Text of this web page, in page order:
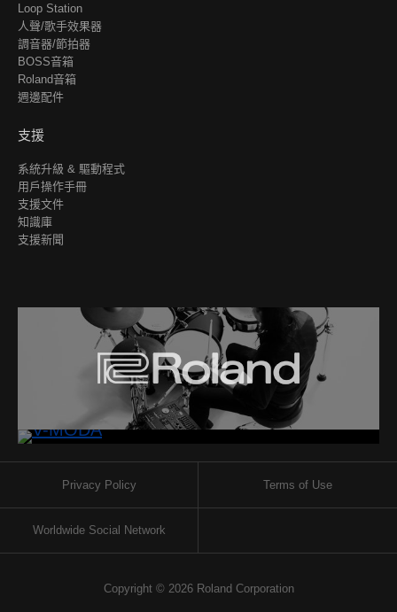
Loop Station
人聲/歌手效果器
調音器/節拍器
BOSS音箱
Roland音箱
週邊配件
支援
系統升級 & 驅動程式
用戶操作手冊
支援文件
知識庫
支援新聞
Privacy Policy Terms of Use
Worldwide Social Network
Copyright © 2026 Roland Corporation